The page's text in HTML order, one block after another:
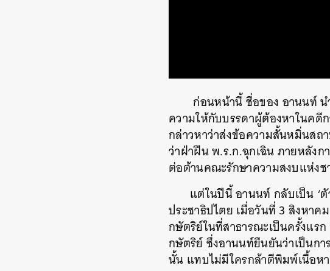
ก่อนหน้านี้ ชื่อของ อานนท์ น
ความให้กับบรรดาผู้ต้องหาในคดี
กล่าวหาว่าส่งข้อความสั้นหมิ่นส
ว่าฝ่าฝืน พ.ร.ก.ฉุกเฉิน ภายหลัง
ต่อต้านคณะรักษาความสงบแห่ง
แต่ในปีนี้ อานนท์ กลับเป็น ‘ตั
ประชาธิปไตย เมื่อวันที่ 3 สิงหา
กษัตริย์ในที่สาธารณะเป็นครั้งแร
กษัตริย์ ซึ่งอานนท์ยืนยันว่าเป็นก
นั้น แทบไม่มีใครกล้าตีพิมพ์เนื้อห